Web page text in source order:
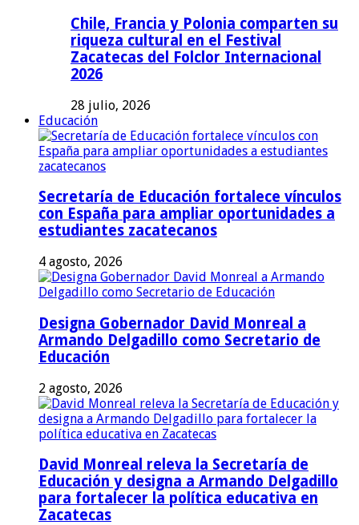
Chile, Francia y Polonia comparten su
riqueza cultural en el Festival
Zacatecas del Folclor Internacional
2026
28 julio, 2026
Educación
Secretaría de Educación fortalece vínculos
con España para ampliar oportunidades a
estudiantes zacatecanos
4 agosto, 2026
Designa Gobernador David Monreal a
Armando Delgadillo como Secretario de
Educación
2 agosto, 2026
David Monreal releva la Secretaría de
Educación y designa a Armando Delgadillo
para fortalecer la política educativa en
Zacatecas